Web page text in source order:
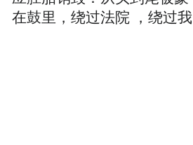
在鼓里，绕过法院 ，绕过我